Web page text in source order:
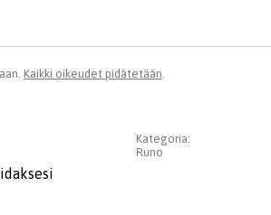
Kaikki oikeudet pidätetään
Kategoria:
Runo